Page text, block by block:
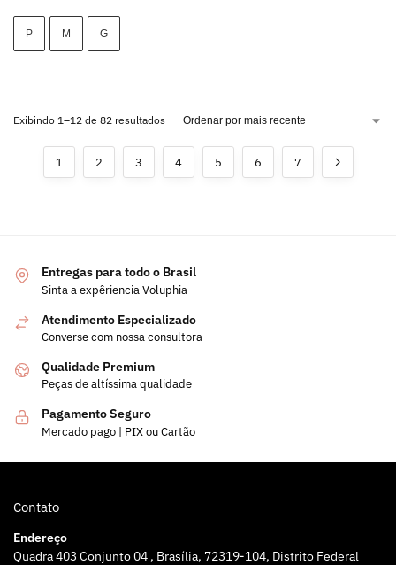
P M G
Exibindo 1–12 de 82 resultados
1 2 3 4 5 6 7
Entregas para todo o Brasil
Sinta a expêriencia Voluphia
Atendimento Especializado
Converse com nossa consultora
Qualidade Premium
Peças de altíssima qualidade
Pagamento Seguro
Mercado pago | PIX ou Cartão
Contato
Endereço
Quadra 403 Conjunto 04 , Brasília, 72319-104, Distrito Federal